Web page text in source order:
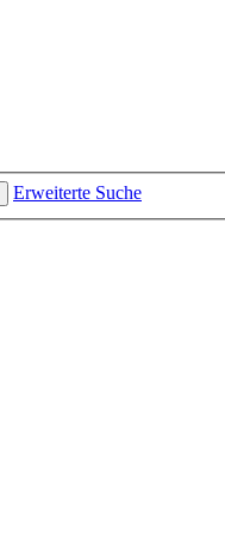
Erweiterte Suche